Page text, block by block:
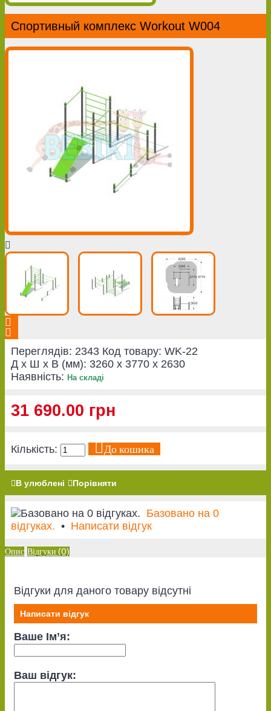
Спортивный комплекс Workout W004
Переглядів: 2343 Код товару: WK-22
Д x Ш x В (мм): 3260 x 3770 x 2630
Наявність: На складі
31 690.00 грн
Кількість: До кошика
В улюблені Порівняти
Базовано на 0
відгуках. • Написати відгук
Опис Відгуки (0)
Відгуки для даного товару відсутні
Написати відгук
Ваше Ім’я:
Ваш відгук: